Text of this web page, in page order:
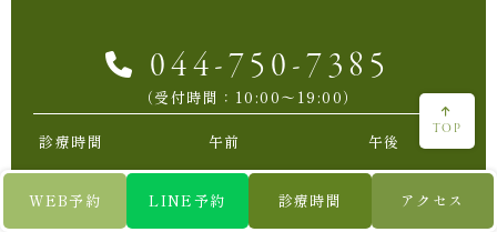
WEB予約 LINE予約 診療時間 アクセス
TOP
044-750-7385
（受付時間：10:00〜19:00）
診療時間 午前 午後
月・火・水・
金
10:00〜13:00